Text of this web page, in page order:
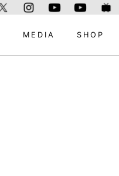
MEDIA SHOP